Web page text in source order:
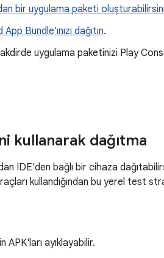
bir uygulama paketi
Bundle'ınızı dağıtın.
uygulama paketinizi Play
kullanarak dağıtma
IDE'den bağlı bir cihaza
kullandığından bu yerel test
APK'ları ayıklayabilir.